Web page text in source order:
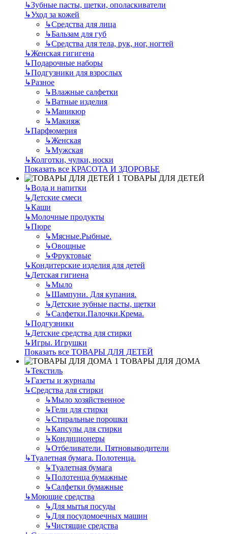
↳Зубные пасты, щетки, ополаскиватели
↳Уход за кожей
↳Средства для лица
↳Бальзам для губ
↳Средства для тела, рук, ног, ногтей
↳Женская гигигена
↳Подарочные наборы
↳Подгузники для взрослых
↳Разное
↳Влажные салфетки
↳Ватные изделия
↳Маникюр
↳Макияж
↳Парфюмерия
↳Женская
↳Мужская
↳Колготки, чулки, носки
Показать все КРАСОТА И ЗДОРОВЬЕ
ТОВАРЫ ДЛЯ ДЕТЕЙ
↳Вода и напитки
↳Детские смеси
↳Каши
↳Молочные продукты
↳Пюре
↳Мясные.Рыбные.
↳Овощные
↳Фруктовые
↳Кондитерские изделия для детей
↳Детская гигиена
↳Мыло
↳Шампуни. Для купания.
↳Детские зубные пасты, щетки
↳Салфетки.Палочки.Крема.
↳Подгузники
↳Детские средства для стирки
↳Игры. Игрушки
Показать все ТОВАРЫ ДЛЯ ДЕТЕЙ
ТОВАРЫ ДЛЯ ДОМА
↳Текстиль
↳Газеты и журналы
↳Средства для стирки
↳Мыло хозяйственное
↳Гели для стирки
↳Стиральные порошки
↳Капсулы для стирки
↳Кондиционеры
↳Отбеливатели. Пятновыводители
↳Туалетная бумага. Полотенца.
↳Туалетная бумага
↳Полотенца бумажные
↳Салфетки бумажные
↳Моющие средства
↳Для мытья посуды
↳Для посудомоечных машин
↳Чистящие средства